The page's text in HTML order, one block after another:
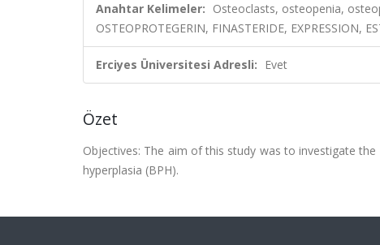
Anahtar Kelimeler: Osteoclasts, osteopenia,
OSTEOPROTEGERIN, FINASTERIDE, EXPRESSION,
Erciyes Üniversitesi Adresli: Evet
Özet
Objectives: The aim of this study was to investigate
hyperplasia (BPH).